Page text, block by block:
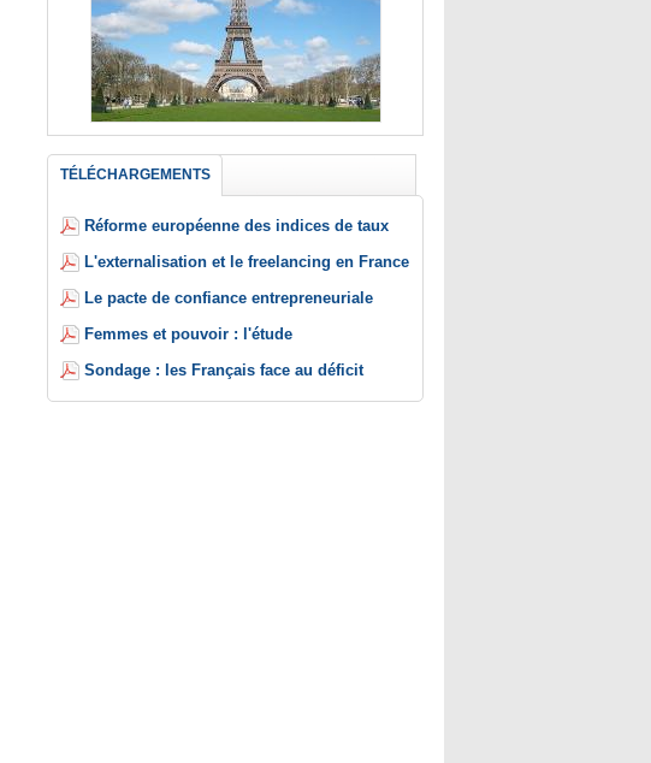
TÉLÉCHARGEMENTS
Réforme européenne des indices de taux
L'externalisation et le freelancing en France
Le pacte de confiance entrepreneuriale
Femmes et pouvoir : l'étude
Sondage : les Français face au déficit